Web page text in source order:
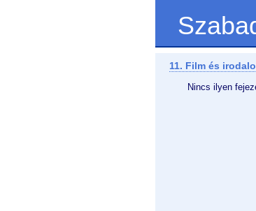
11. Film és
Nincs ilyen